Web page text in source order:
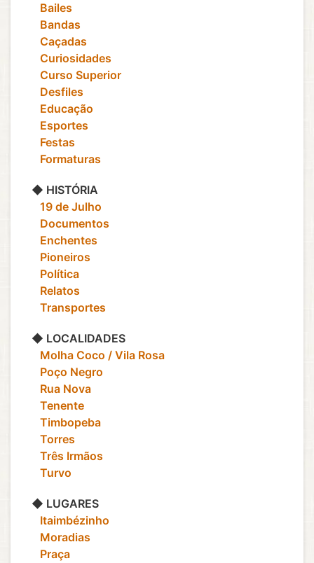
‎ ‎ ‎ Bailes
‎ ‎ ‎ Bandas
‎ ‎ ‎ Caçadas
‎ ‎ ‎ Curiosidades
‎ ‎ ‎ Curso Superior
‎ ‎ ‎ Desfiles
‎ ‎ ‎ Educação
‎ ‎ ‎ Esportes
‎ ‎ ‎ Festas
‎ ‎ ‎ Formaturas
◆ HISTÓRIA
‎ ‎ ‎ 19 de Julho
‎ ‎ ‎ Documentos
‎ ‎ ‎ Enchentes
‎ ‎ ‎ Pioneiros
‎ ‎ ‎ Política
‎ ‎ ‎ Relatos
‎ ‎ ‎ Transportes
◆ LOCALIDADES
‎ ‎ ‎ Molha Coco / Vila Rosa
‎ ‎ ‎ Poço Negro
‎ ‎ ‎ Rua Nova
‎ ‎ ‎ Tenente
‎ ‎ ‎ Timbopeba
‎ ‎ ‎ Torres
‎ ‎ ‎ Três Irmãos
‎ ‎ ‎ Turvo
◆ LUGARES
‎ ‎ ‎ Itaimbézinho
‎ ‎ ‎ Moradias
‎ ‎ ‎ Praça